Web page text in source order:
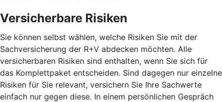
Versicherbare Risiken
Sie können selbst wählen, welche Risiken Sie mit der
Sachversicherung der R+V abdecken möchten. Alle
versicherbaren Risiken sind enthalten, wenn Sie sich für
das Komplettpaket entscheiden. Sind dagegen nur einzelne
Risiken für Sie relevant, versichern Sie Ihre Sachwerte
einfach nur gegen diese. In einem persönlichen Gespräch